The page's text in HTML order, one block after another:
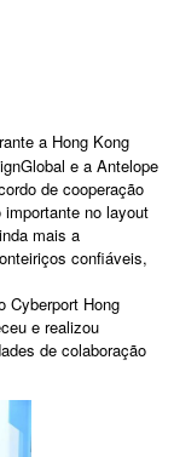
a Hong Kong
e a Antelope
de cooperação
no layout
mais a
confiáveis,
Cyberport Hong
e realizou
de colaboração